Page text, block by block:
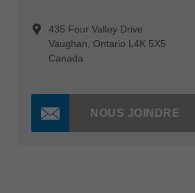
435 Four Valley Drive
Vaughan, Ontario L4K 5X5
Canada
NOUS JOINDRE